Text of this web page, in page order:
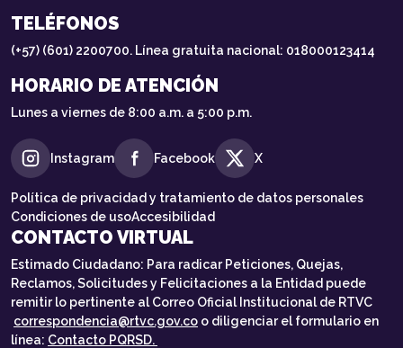
TELÉFONOS
(+57) (601) 2200700. Línea gratuita nacional: 018000123414
HORARIO DE ATENCIÓN
Lunes a viernes de 8:00 a.m. a 5:00 p.m.
Instagram Facebook X
Política de privacidad y tratamiento de datos personales
Condiciones de usoAccesibilidad
CONTACTO VIRTUAL
Estimado Ciudadano: Para radicar Peticiones, Quejas,
Reclamos, Solicitudes y Felicitaciones a la Entidad puede
remitir lo pertinente al Correo Oficial Institucional de RTVC
correspondencia@rtvc.gov.co o diligenciar el formulario en
línea: Contacto PQRSD.